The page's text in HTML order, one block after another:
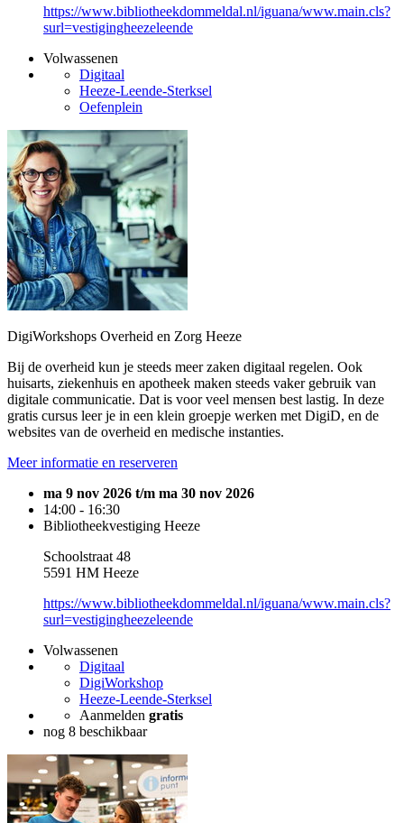
https://www.bibliotheekdommeldal.nl/iguana/www.main.cls?
surl=vestigingheezeleende
Volwassenen
Digitaal
Heeze-Leende-Sterksel
Oefenplein
DigiWorkshops Overheid en Zorg Heeze
Bij de overheid kun je steeds meer zaken digitaal regelen. Ook
huisarts, ziekenhuis en apotheek maken steeds vaker gebruik van
digitale communicatie. Dat is voor veel mensen best lastig. In deze
gratis cursus leer je in een klein groepje werken met DigiD, en de
websites van de overheid en medische instanties.
Meer informatie en reserveren
ma 9 nov 2026 t/m ma 30 nov 2026
14:00 - 16:30
Bibliotheekvestiging Heeze
Schoolstraat 48
5591 HM Heeze
https://www.bibliotheekdommeldal.nl/iguana/www.main.cls?
surl=vestigingheezeleende
Volwassenen
Digitaal
DigiWorkshop
Heeze-Leende-Sterksel
Aanmelden gratis
nog 8 beschikbaar